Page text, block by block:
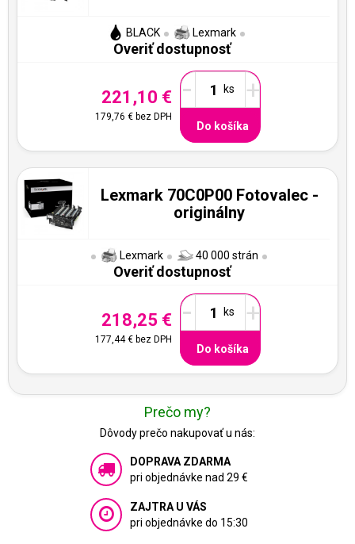
BLACK Lexmark
Overiť dostupnosť
221,10 €
179,76 €bez DPH
- +
Do košíka
Lexmark 70C0P00 Fotovalec -
originálny
Lexmark 40 000 strán
Overiť dostupnosť
218,25 €
177,44 €bez DPH
- +
Do košíka
Prečo my?
Dôvody prečo nakupovať u nás:
DOPRAVA ZDARMA
pri objednávke nad 29 €
ZAJTRA U VÁS
pri objednávke do 15:30